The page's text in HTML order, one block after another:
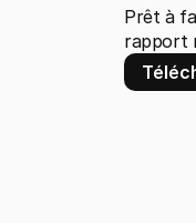
Prêt à
rapport